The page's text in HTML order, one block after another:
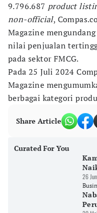
9.796.687 product
non-official,
Magazine
nilai penjualan
pada sektor FMCG.
Pada 25 Juli 2024
Magazine
berbagai kategori
Share Article
Curated For You
26